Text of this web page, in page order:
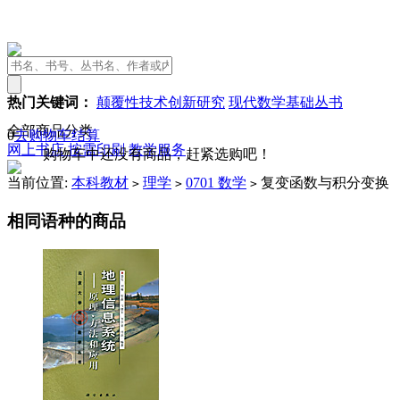
热门关键词： 颠覆性技术创新研究 现代数学基础丛书
0去购物车结算
购物车中还没有商品，赶紧选购吧！
全部商品分类
网上书店按需印刷 教学服务
当前位置: 本科教材 > 理学 > 0701 数学 > 复变函数与积分变换
相同语种的商品